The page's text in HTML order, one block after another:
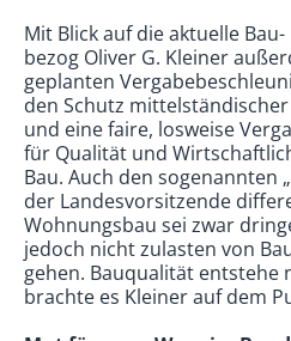
Mit Blick auf die aktuelle
bezog Oliver G. Kleiner
geplanten
den Schutz
und eine faire, losweise
für Qualität und
Bau. Auch den sogenannten
der Landesvorsitzende
Wohnungsbau sei zwar
jedoch nicht zulasten von
gehen. Bauqualität entstehe
brachte es Kleiner auf dem